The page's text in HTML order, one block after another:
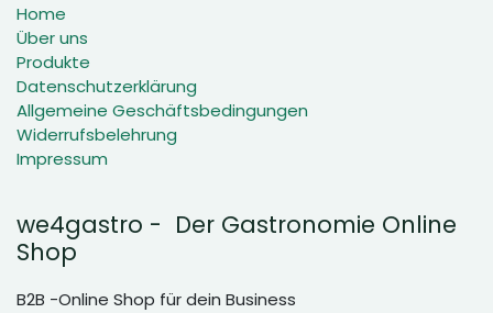
Home
Über uns
Produkte
Datenschutzerklärung
Allgemeine Geschäftsbedingungen
Widerrufsbelehrung
Impressum
we4gastro - Der Gastronomie Online
Shop
B2B -Online Shop für dein Business